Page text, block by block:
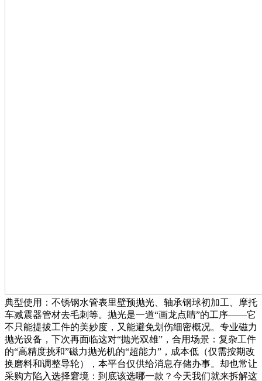
典型使用：不锈钢水管表里壁预抛光、轴承钢球初加工、摩托
车减震器管材去毛刺等。抛光是一道“画龙点睛”的工序——它
不只能提拔工件的美妙度，又能避免划伤细密概况。专业磁力
抛光设备，下次再面临这对“抛光双雄”，合用场景：复杂工件
的“高精度挑和”磁力抛光机的“超能力”，成本低（仅需按期改
换磨料和调整导轮），本平台仅供给消息存储办事。却也常让
采购方陷入选择窘境：到底该选哪一款？今天我们就来拆解这